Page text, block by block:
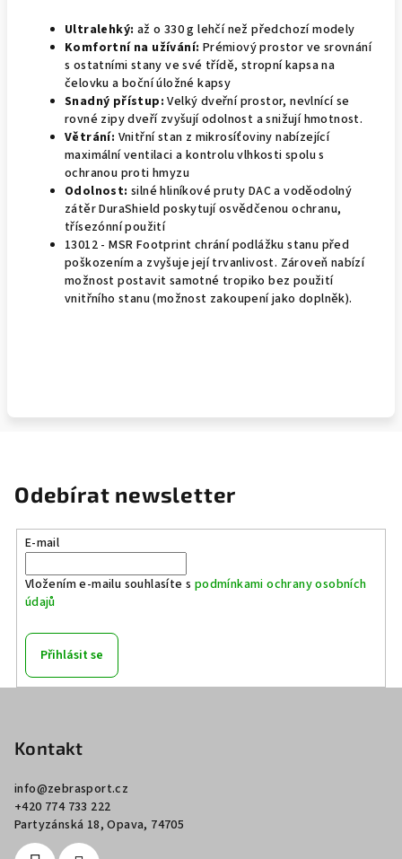
Ultralehký: až o 330 g lehčí než předchozí modely
Komfortní na užívání: Prémiový prostor ve srovnání
s ostatními stany ve své třídě, stropní kapsa na
čelovku a boční úložné kapsy
Snadný přístup: Velký dveřní prostor, nevlnící se
rovné zipy dveří zvyšují odolnost a snižují hmotnost.
Větrání: Vnitřní stan z mikrosíťoviny nabízející
maximální ventilaci a kontrolu vlhkosti spolu s
ochranou proti hmyzu
Odolnost: silné hliníkové pruty DAC a voděodolný
zátěr DuraShield poskytují osvědčenou ochranu,
třísezónní použití
13012 - MSR Footprint chrání podlážku stanu před
poškozením a zvyšuje její trvanlivost. Zároveň nabízí
možnost postavit samotné tropiko bez použití
vnitřního stanu (možnost zakoupení jako doplněk).
Odebírat newsletter
E-mail
Vložením e-mailu souhlasíte s podmínkami ochrany osobních
údajů
Přihlásit se
Kontakt
info@zebrasport.cz
+420 774 733 222
Partyzánská 18, Opava, 74705